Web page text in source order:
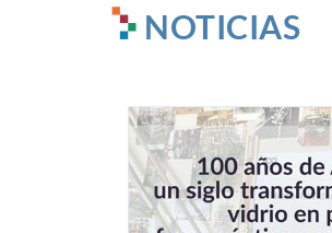
NOTICIAS